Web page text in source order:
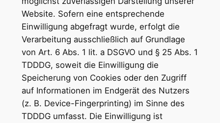
Website. Sofern eine entsprechende
Einwilligung abgefragt wurde, erfolgt die
Verarbeitung ausschließlich auf Grundlage
von Art. 6 Abs. 1 lit. a DSGVO und § 25 Abs. 1
TDDDG, soweit die Einwilligung die
Speicherung von Cookies oder den Zugriff
auf Informationen im Endgerät des Nutzers
(z. B. Device-Fingerprinting) im Sinne des
TDDDG umfasst. Die Einwilligung ist